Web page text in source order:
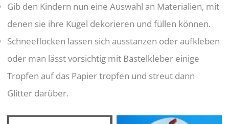
Gib den Kindern nun eine Auswahl an Materialien, mit
denen sie ihre Kugel dekorieren und füllen können.
Schneeflocken lassen sich ausstanzen oder aufkleben
oder man lässt vorsichtig mit Bastelkleber einige
Tropfen auf das Papier tropfen und streut dann
Glitter darüber.